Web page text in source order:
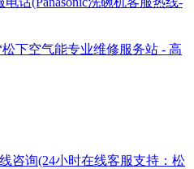
下空气能专业维修服务站 - 高
咨询(24小时在线客服支持：松